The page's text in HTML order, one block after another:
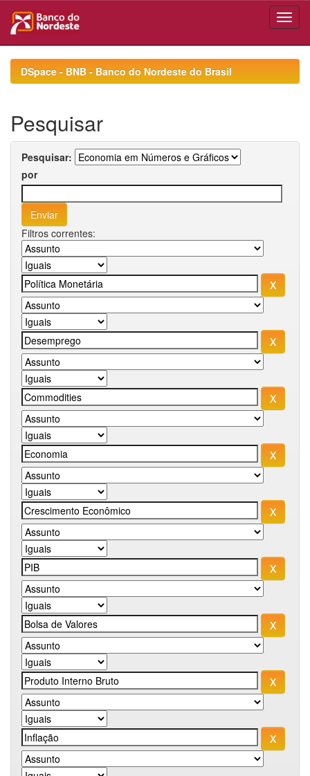
navigationDSpace - BNB - Banco do Nordeste do Brasil
Pesquisar
Pesquisar:
por
Filtros correntes: